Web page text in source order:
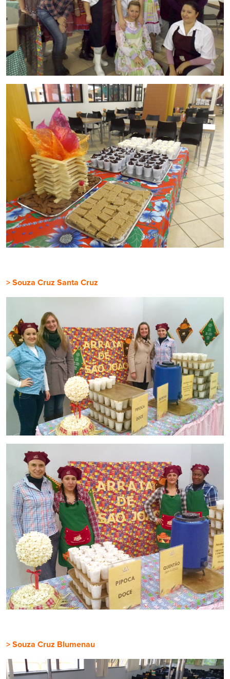
> Souza Cruz Santa Cruz
> Souza Cruz Blumenau